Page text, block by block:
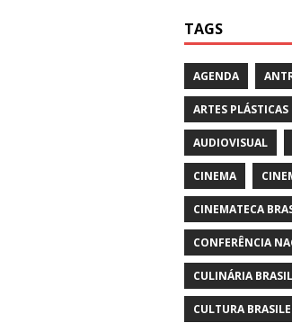
TAGS
AGENDA
ARTES PLÁSTICAS
AUDIOVISUAL
CINEMA
CINEMATECA
CONFERÊNCIA
CULINÁRIA
CULTURA